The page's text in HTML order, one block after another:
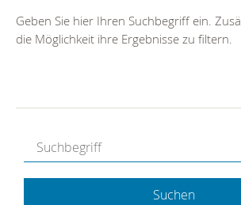
Geben Sie hier Ihren Suchbegriff ein.
die Möglichkeit ihre Ergebnisse zu filtern.
Suchen